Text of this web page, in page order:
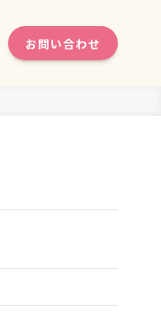
お問い合わせ